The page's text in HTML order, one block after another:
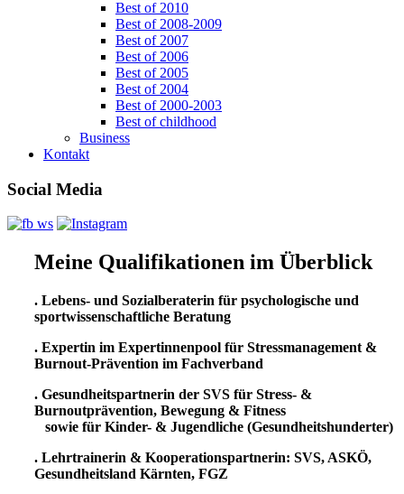
Best of 2010
Best of 2008-2009
Best of 2007
Best of 2006
Best of 2005
Best of 2004
Best of 2000-2003
Best of childhood
Business
Kontakt
Social Media
Meine Qualifikationen im Überblick
. Lebens- und Sozialberaterin für psychologische und
sportwissenschaftliche Beratung
. Expertin im Expertinnenpool für Stressmanagement &
Burnout-Prävention im Fachverband
. Gesundheitspartnerin der SVS für Stress- &
Burnoutprävention, Bewegung & Fitness
sowie für Kinder- & Jugendliche (Gesundheitshunderter)
. Lehrtrainerin & Kooperationspartnerin: SVS, ASKÖ,
Gesundheitsland Kärnten, FGZ